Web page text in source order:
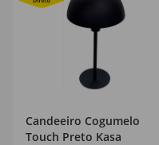
Candeeiro Cogumelo
Touch Preto Kasa